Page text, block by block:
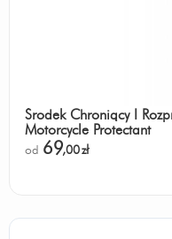
Środek Chroniący I
Motorcycle Protectant
od 69,00zł